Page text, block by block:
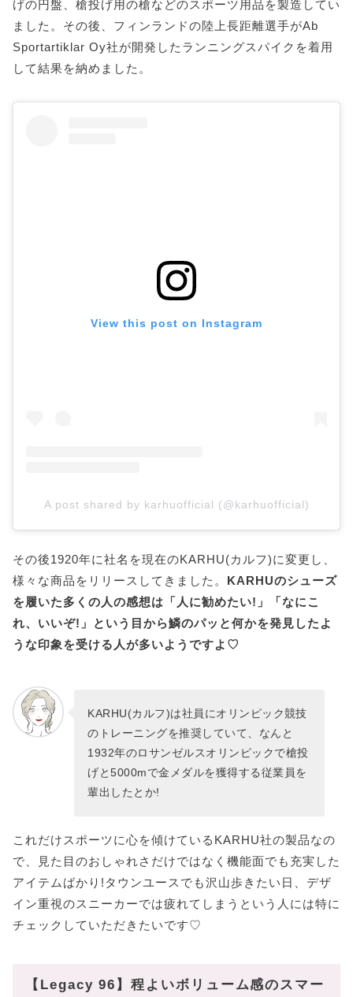
げの円盤、槍投げ用の槍などのスポーツ用品を製造してい
ました。その後、フィンランドの陸上長距離選手がAb
Sportartiklar Oy社が開発したランニングスパイクを着用
して結果を納めました。
View this post on Instagram
A post shared by karhuofficial (@karhuofficial)
その後1920年に社名を現在のKARHU(カルフ)に変更し、
様々な商品をリリースしてきました。 KARHUのシューズ
を履いた多くの人の感想は「人に勧めたい!」「なにこ
れ、いいぞ!」という目から鱗のパッと何かを発見したよ
うな印象を受ける人が多いようですよ♡
KARHU(カルフ)は社員にオリンピック競技
のトレーニングを推奨していて、なんと
1932年のロサンゼルスオリンピックで槍投
げと5000mで金メダルを獲得する従業員を
輩出したとか!
これだけスポーツに心を傾けているKARHU社の製品なの
で、見た目のおしゃれさだけではなく機能面でも充実した
アイテムばかり!タウンユースでも沢山歩きたい日、デザ
イン重視のスニーカーでは疲れてしまうという人には特に
チェックしていただきたいです♡
【Legacy 96】程よいボリューム感のスマー